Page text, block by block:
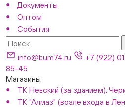
Документы
Оптом
События
info@bum74.ru +7 (922)
85-45
Магазины
ТК Невский (за зданием),
ТК "Алмаз" (возле входа в